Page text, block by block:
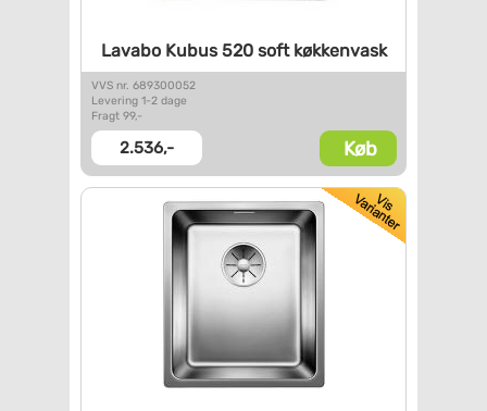
Lavabo Kubus 520 softkøkkenvask
VVS nr. 689300052
Levering 1-2 dage
Fragt 99,-
2.536,- Køb